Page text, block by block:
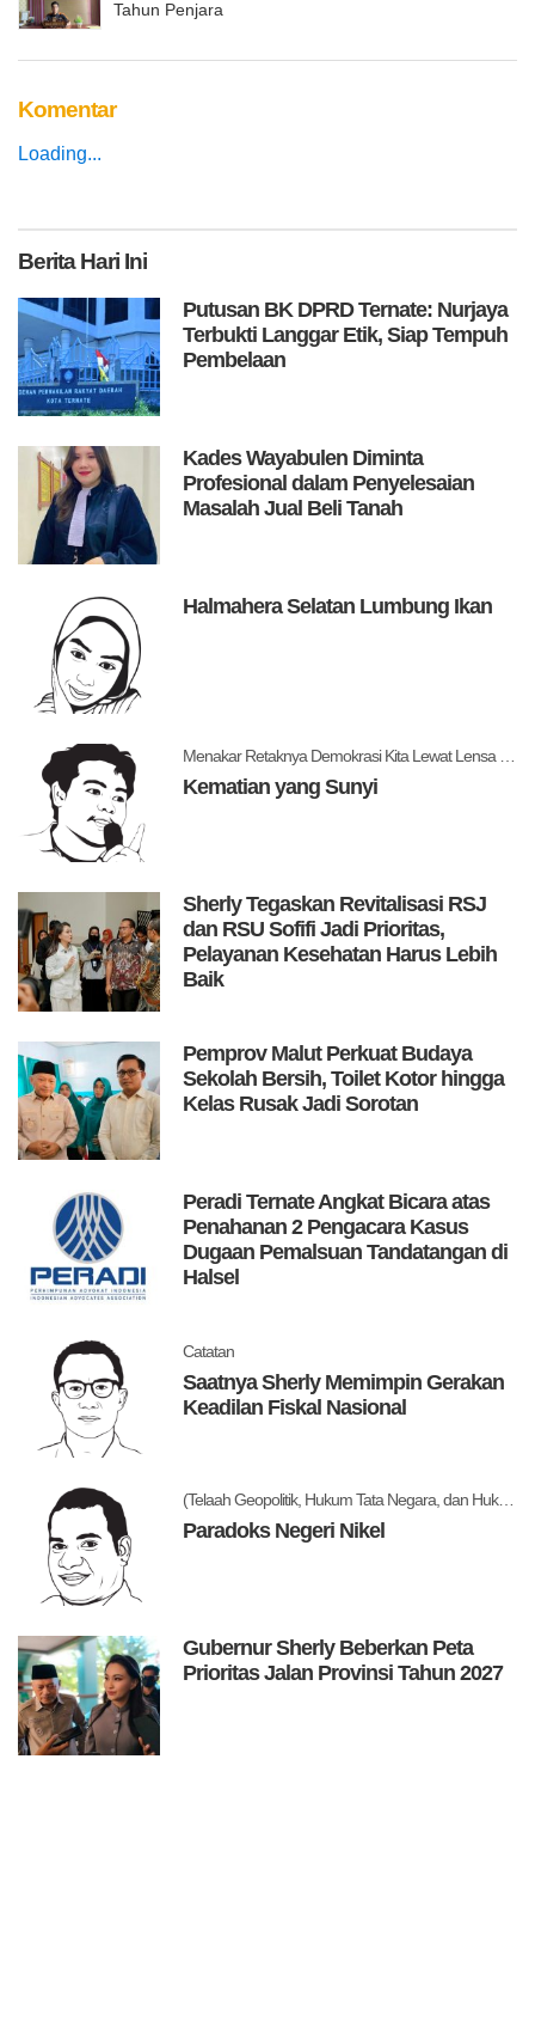
Tahun Penjara
Komentar
Loading...
BeritaHari Ini
Putusan BK DPRD Ternate: Nurjaya
Terbukti Langgar Etik, Siap Tempuh
Pembelaan
Kades Wayabulen Diminta
Profesional dalam Penyelesaian
Masalah Jual Beli Tanah
Halmahera Selatan Lumbung Ikan
Kematian yang Sunyi
Sherly Tegaskan Revitalisasi RSJ
dan RSU Sofifi Jadi Prioritas,
Pelayanan Kesehatan Harus Lebih
Baik
Pemprov Malut Perkuat Budaya
Sekolah Bersih, Toilet Kotor hingga
Kelas Rusak Jadi Sorotan
Peradi Ternate Angkat Bicara atas
Penahanan 2 Pengacara Kasus
Dugaan Pemalsuan Tandatangan di
Halsel
Catatan
Saatnya Sherly Memimpin Gerakan
Keadilan Fiskal Nasional
(Telaah Geopolitik, Hukum Tata Negara, dan Hukum Administrasi Negara)
Paradoks Negeri Nikel
Gubernur Sherly Beberkan Peta
Prioritas Jalan Provinsi Tahun 2027